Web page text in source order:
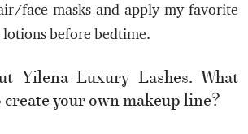
face masks and apply my favorite
lotions before bedtime.
Yilena Luxury Lashes. What
your own makeup line?